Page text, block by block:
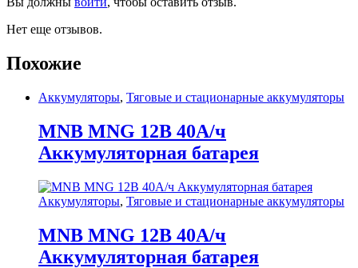
Нет еще отзывов.
Похожие
Аккумуляторы, Тяговые и стационарные аккумуляторы
MNB MNG 12В 40А/ч
Аккумуляторная батарея
Аккумуляторы, Тяговые и стационарные аккумуляторы
MNB MNG 12В 40А/ч
Аккумуляторная батарея